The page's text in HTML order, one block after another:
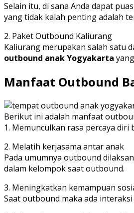
Selain itu, di sana Anda dapat
yang tidak kalah penting adalah
2. Paket Outbound Kaliurang
Kaliurang merupakan salah satu
outbound anak Yogyakarta
Manfaat Outbound
Berikut ini adalah manfaat
1. Memunculkan rasa percaya diri
2. Melatih kerjasama antar anak
Pada umumnya outbound
dalam kelompok saat outbound.
3. Meningkatkan kemampuan
Saat outbound maka ada